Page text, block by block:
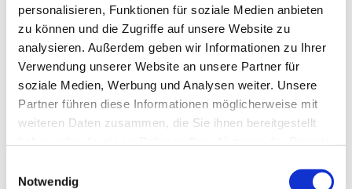
personalisieren, Funktionen für soziale Medien anbieten
zu können und die Zugriffe auf unsere Website zu
analysieren. Außerdem geben wir Informationen zu Ihrer
Verwendung unserer Website an unsere Partner für
soziale Medien, Werbung und Analysen weiter. Unsere
Partner führen diese Informationen möglicherweise mit
weiteren Daten zusammen, die Sie ihnen bereitgestellt
Notwendig